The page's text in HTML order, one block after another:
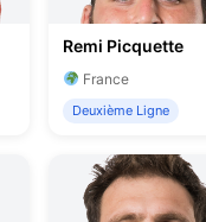
Remi Picquette
France
Deuxième Ligne